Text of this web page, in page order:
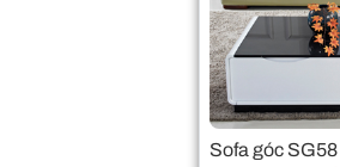
Sofa góc SG58